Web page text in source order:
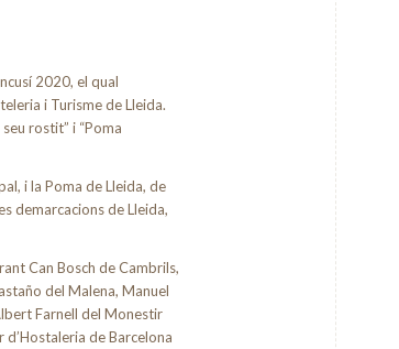
2020, el qual
i Turisme de Lleida.
rostit” i “Poma
i la Poma de Lleida, de
demarcacions de Lleida,
Can Bosch de Cambrils,
del Malena, Manuel
Farnell del Monestir
d’Hostaleria de Barcelona